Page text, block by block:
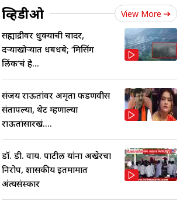
व्हिडीओ View More
सह्याद्रीवर धुक्याची चादर,
दऱ्याखोऱ्यात धबधबे; ‘मिसिंग
लिंक’चं हे...
संजय राऊतांवर अमृता फडणवीस
संतापल्या, थेट म्हणाल्या
राऊतांसारखं....
डॉ. डी. वाय. पाटील यांना अखेरचा
निरोप, शासकीय इतमामात
अंत्यसंस्कार